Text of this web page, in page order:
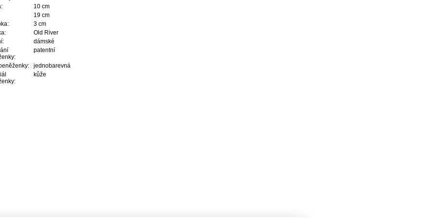
10 cm
19 cm
3 cm
Old River
dámské
patentní
jednobarevná
kůže